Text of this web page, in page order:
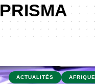
PRISMA
ACTUALITÉS AFRIQUE